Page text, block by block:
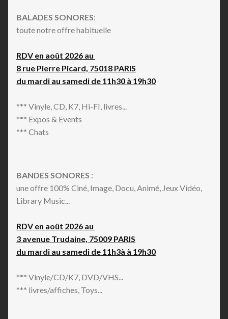
BALADES SONORES:
toute notre offre habituelle
RDV en août 2026 au
8 rue Pierre Picard, 75018 PARIS
du mardi au samedi de 11h30 à 19h30
*** Vinyle, CD, K7, Hi-FI, livres...
*** Expos & Events
*** Chats
BANDES SONORES :
une offre 100% Ciné, Image, Docu, Animé, Jeux Vidéo,
Library Music...
RDV en août 2026 au
3 avenue Trudaine, 75009 PARIS
du mardi au samedi de 11h3à à 19h30
*** Vinyle/CD/K7, DVD/VHS...
*** livres/affiches, Toys...